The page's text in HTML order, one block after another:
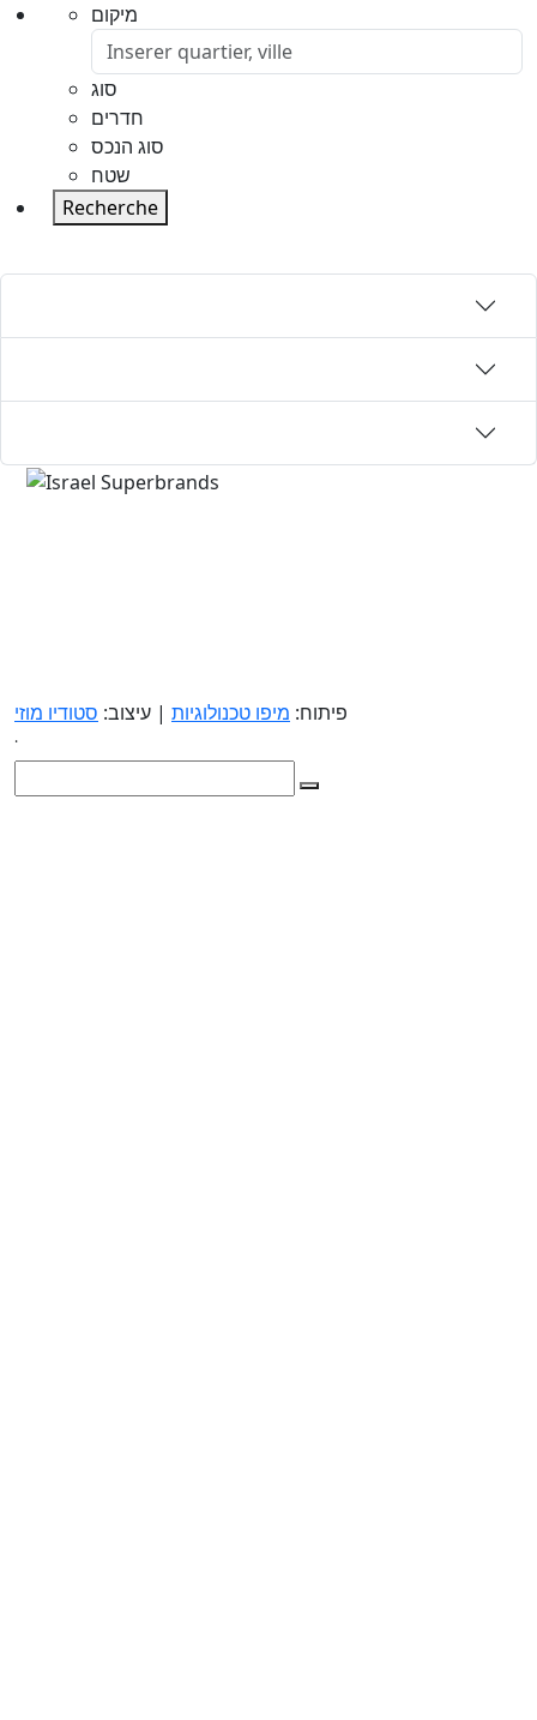
מיקום
סוג
חדרים
סוג הנכס
שטח
Recherche
פיתוח: מיפו טכנולוגיות | עיצוב: סטודיו מוזי
.